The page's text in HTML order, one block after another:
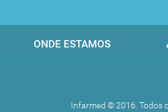
ONDE ESTAMOS
Infarmed © 2016. Todos